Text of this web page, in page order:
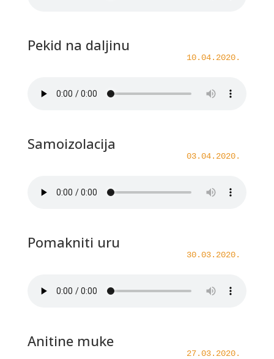
Pekid na daljinu
10.04.2020.
Samoizolacija
03.04.2020.
Pomakniti uru
30.03.2020.
Anitine muke
27.03.2020.